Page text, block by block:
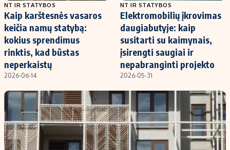
Redakcija
Apie mus
Redakcijos politika
Privatumo politika
Turinio žymėjimo taisyklės
Kontaktai
Regionų naujienos
Indėlių palūkanos
NT IR STATYBOS
Kaip karštesnės vasaros
keičia namų statybą:
kokius sprendimus
rinktis, kad būstas
neperkaistų
2026-06-14
NT IR STATYBOS
Elektromobilių įkrovimas
daugiabutyje: kaip
susitarti su kaimynais,
įsirengti saugiai ir
nepabranginti projekto
2026-05-31